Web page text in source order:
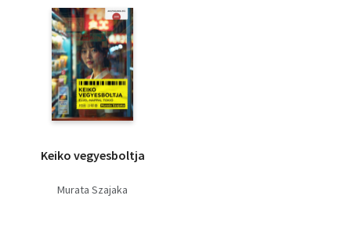
Keiko vegyesboltja
Murata Szajaka